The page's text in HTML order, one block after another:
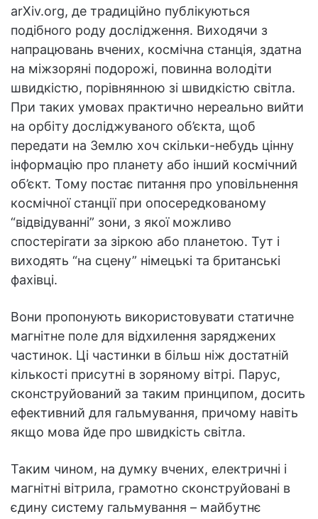
arXiv.org, де традиційно публікуються
подібного роду дослідження. Виходячи з
напрацювань вчених, космічна станція, здатна
на міжзоряні подорожі, повинна володіти
швидкістю, порівнянною зі швидкістю світла.
При таких умовах практично нереально вийти
на орбіту досліджуваного об’єкта, щоб
передати на Землю хоч скільки-небудь цінну
інформацію про планету або інший космічний
об’єкт. Тому постає питання про уповільнення
космічної станції при опосередкованому
“відвідуванні” зони, з якої можливо
спостерігати за зіркою або планетою. Тут і
виходять “на сцену” німецькі та британські
фахівці.
Вони пропонують використовувати статичне
магнітне поле для відхилення заряджених
частинок. Ці частинки в більш ніж достатній
кількості присутні в зоряному вітрі. Парус,
сконструйований за таким принципом, досить
ефективний для гальмування, причому навіть
якщо мова йде про швидкість світла.
Таким чином, на думку вчених, електричні і
магнітні вітрила, грамотно сконструйовані в
єдину систему гальмування – майбутнє